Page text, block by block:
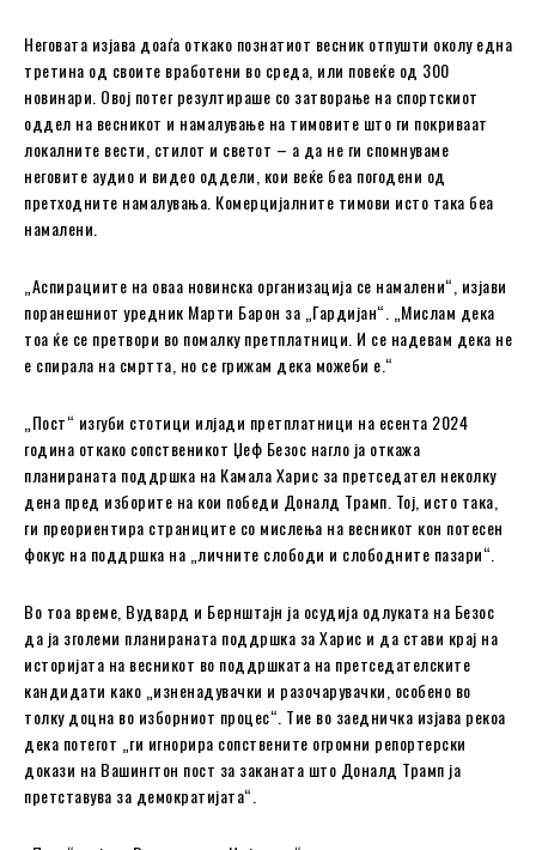
Неговата изјава доаѓа откако познатиот весник отпушти околу една
третина од своите вработени во среда, или повеќе од 300
новинари. Овој потег резултираше со затворање на спортскиот
оддел на весникот и намалување на тимовите што ги покриваат
локалните вести, стилот и светот – а да не ги спомнуваме
неговите аудио и видео оддели, кои веќе беа погодени од
претходните намалувања. Комерцијалните тимови исто така беа
намалени.
„Аспирациите на оваа новинска организација се намалени“, изјави
поранешниот уредник Марти Барон за „Гардијан“. „Мислам дека
тоа ќе се претвори во помалку претплатници. И се надевам дека не
е спирала на смртта, но се грижам дека можеби е.“
„Пост“ изгуби стотици илјади претплатници на есента 2024
година откако сопственикот Џеф Безос нагло ја откажа
планираната поддршка на Камала Харис за претседател неколку
дена пред изборите на кои победи Доналд Трамп. Тој, исто така,
ги преориентира страниците со мислења на весникот кон потесен
фокус на поддршка на „личните слободи и слободните пазари“.
Во тоа време, Вудвард и Бернштајн ја осудија одлуката на Безос
да ја зголеми планираната поддршка за Харис и да стави крај на
историјата на весникот во поддршката на претседателските
кандидати како „изненадувачки и разочарувачки, особено во
толку доцна во изборниот процес“. Тие во заедничка изјава рекоа
дека потегот „ги игнорира сопствените огромни репортерски
докази на Вашингтон пост за заканата што Доналд Трамп ја
претставува за демократијата“.